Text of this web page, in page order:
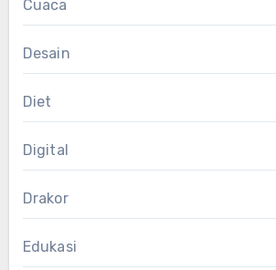
Cuaca
Desain
Diet
Digital
Drakor
Edukasi